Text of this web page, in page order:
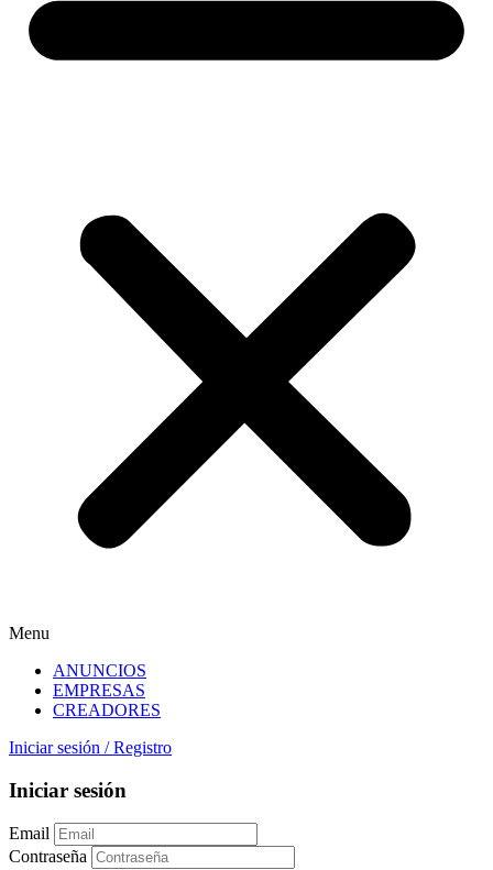
Menu
ANUNCIOS
EMPRESAS
CREADORES
Iniciar sesión / Registro
Iniciar sesión
Email
Contraseña